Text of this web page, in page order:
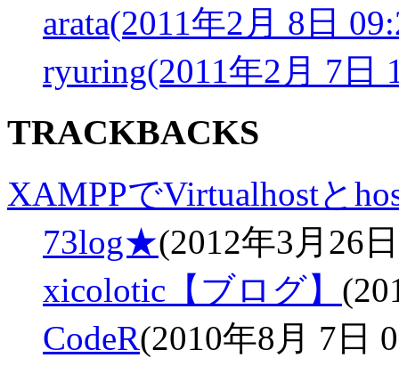
arata(2011年2月 8日
ryuring(2011年2月 7日
TRACKBACKS
XAMPPでVirtualhostと
73log★(2012年3月26
xicolotic【ブログ】
CodeR(2010年8月 7日